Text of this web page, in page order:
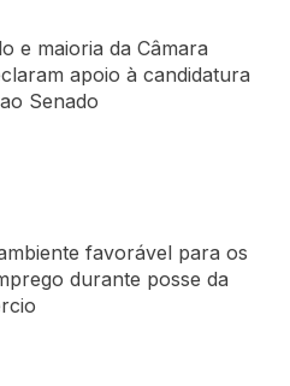
e maioria da Câmara
apoio à candidatura
Senado
favorável para os
durante posse da